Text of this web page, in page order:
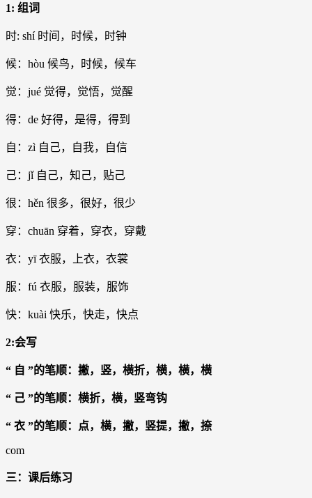
1: 组词
时: shí 时间，时候，时钟
候：hòu 候鸟，时候，候车
觉：jué 觉得，觉悟，觉醒
得：de 好得，是得，得到
自：zì 自己，自我，自信
己：jǐ 自己，知己，贴己
很：hěn 很多，很好，很少
穿：chuān 穿着，穿衣，穿戴
衣：yī 衣服，上衣，衣裳
服：fú 衣服，服装，服饰
快：kuài 快乐，快走，快点
2:会写
“ 自 ”的笔顺：撇，竖，横折，横，横，横
“ 己 ”的笔顺：横折，横，竖弯钩
“ 衣 ”的笔顺：点，横，撇，竖提，撇，捺
com
三：课后练习